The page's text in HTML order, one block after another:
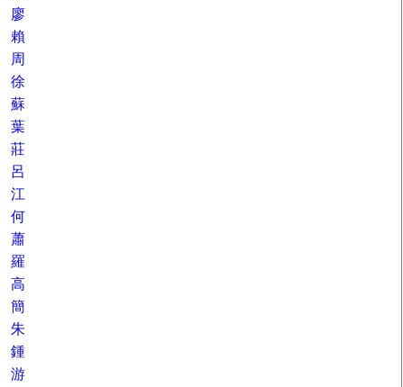
廖
賴
周
徐
蘇
葉
莊
呂
江
何
蕭
羅
高
簡
朱
鍾
游